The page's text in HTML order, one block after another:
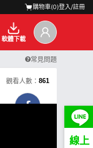
購物車(0)登入/註冊
軟體下載
常見問題
線上
觀看人數： 861